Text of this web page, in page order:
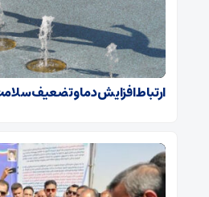
ارتباط افزایش دما و تضعیف